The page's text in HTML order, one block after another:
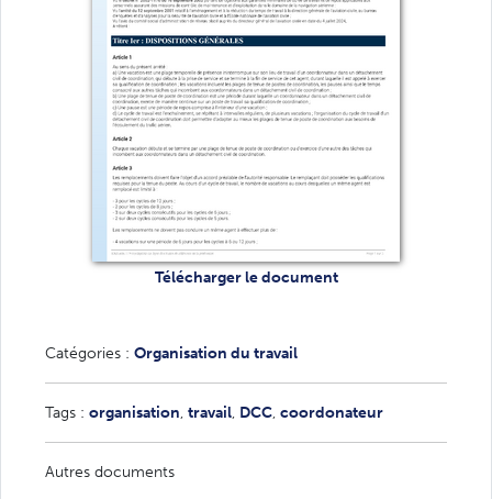
Télécharger le document
Catégories : Organisation du travail
Tags : organisation, travail, DCC, coordonateur
Autres documents